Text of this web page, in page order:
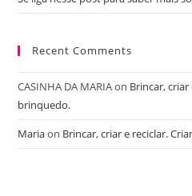
Recent Comments
CASINHA DA MARIAon Brincar,
brinquedo.
Mariaon Brincar, criar e reciclar.